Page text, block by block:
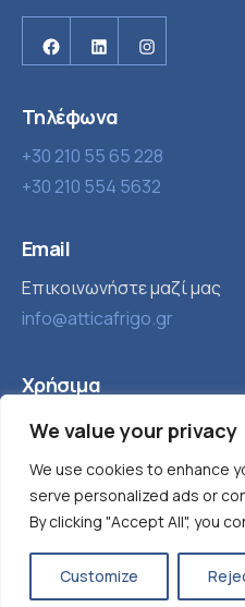
We value your privacy
We use cookies to enhance
serve personalized ads or
By clicking "Accept All", you
Customize
FacebookLinkedinInstagram
Τηλέφωνα
+30 210 55 65 228
+30 210 554 5632
Email
Επικοινωνήστε μαζί μας
info@atticafrigo.gr
Χρήσιμα
Εταιρία
Τα νέα μας
Προϊόντα
Designed & Developed by